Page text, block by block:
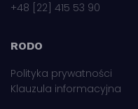
+48 [22] 415 53 90
RODO
Polityka prywatności
Klauzula informacyjna